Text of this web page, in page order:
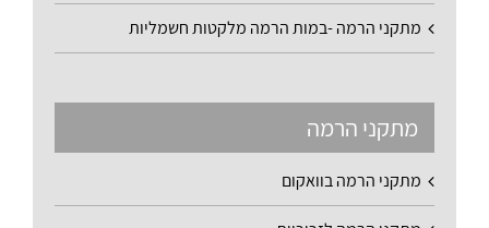
מתקני הרמה -במות הרמה מלקטות חשמליות
מתקני הרמה
מתקני הרמה בוואקום